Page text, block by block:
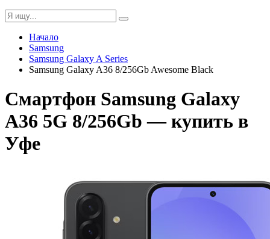
Начало
Samsung
Samsung Galaxy A Series
Samsung Galaxy A36 8/256Gb Awesome Black
Смартфон Samsung Galaxy
A36 5G 8/256Gb — купить в
Уфе